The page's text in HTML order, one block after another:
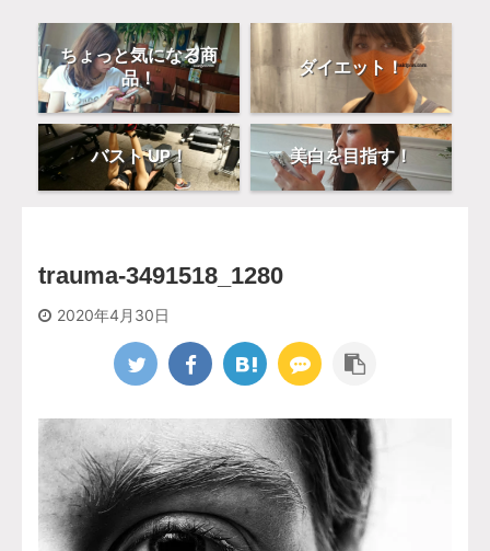
ちょっと気になる商
品！
ダイエット！
バスト UP！ 美白を目指す！
trauma-3491518_1280
2020年4月30日